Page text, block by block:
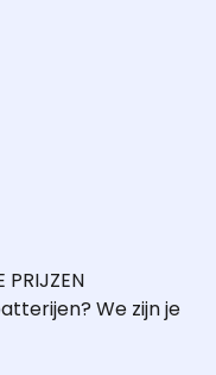
PRIJZEN
We zijn je